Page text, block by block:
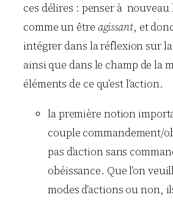
ces délires : penser à nouveau
comme un être agissant, et
intégrer dans la réflexion sur
ainsi que dans le champ de la
éléments de ce qu’est l’action.
la première notion
couple commandement/
pas d’action sans
obéissance. Que l’on
modes d’actions ou non,